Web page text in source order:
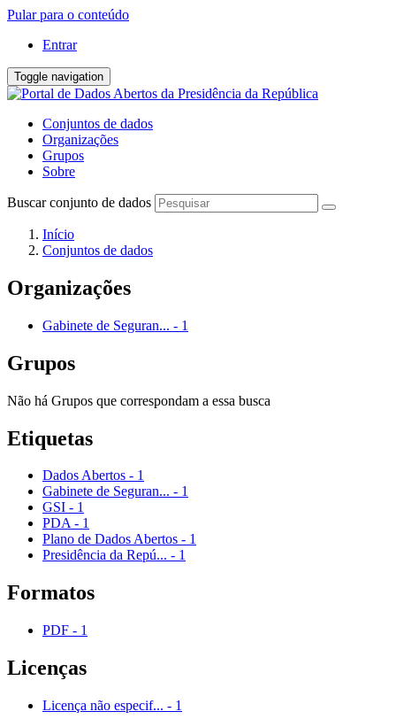
Pular para o conteúdo
Entrar
Toggle navigation
Conjuntos de dados
Organizações
Grupos
Sobre
Buscar conjunto de dados
Início
Conjuntos de dados
Organizações
Gabinete de Seguran... - 1
Grupos
Não há Grupos que correspondam a essa busca
Etiquetas
Dados Abertos - 1
Gabinete de Seguran... - 1
GSI - 1
PDA - 1
Plano de Dados Abertos - 1
Presidência da Repú... - 1
Formatos
PDF - 1
Licenças
Licença não especif... - 1